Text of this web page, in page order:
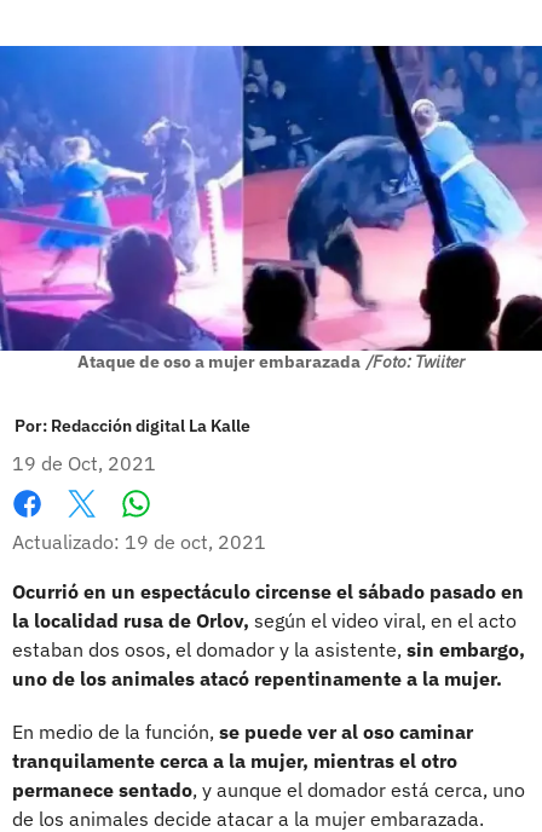
Ataque de oso a mujer embarazada /Foto: Twiiter
Por: Redacción digital La Kalle
19 de Oct, 2021
Facebook
X
Actualizado: 19 de oct, 2021
Ocurrió en un espectáculo circense el sábado pasado en
la localidad rusa de Orlov, según el video viral, en el acto
estaban dos osos, el domador y la asistente, sin embargo,
uno de los animales atacó repentinamente a la mujer.
En medio de la función, se puede ver al oso caminar
tranquilamente cerca a la mujer, mientras el otro
permanece sentado, y aunque el domador está cerca, uno
de los animales decide atacar a la mujer embarazada.